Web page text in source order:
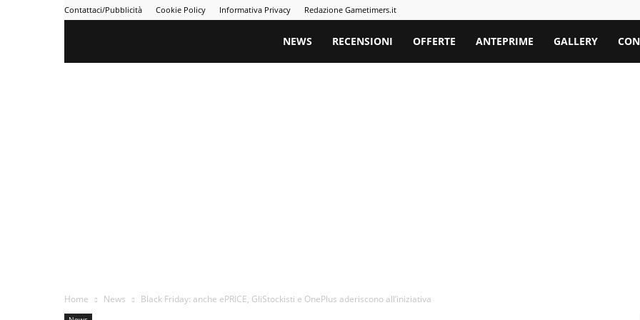
Contattaci/Pubblicità Cookie Policy Informativa Privacy Redazione Gametimers.it
Gametimers
NEWS RECENSIONI OFFERTE ANTEPRIME GALLERY
Home News Black Friday: anche ePRICE, GliStockisti e OnePlus aderiscono all’iniziativa